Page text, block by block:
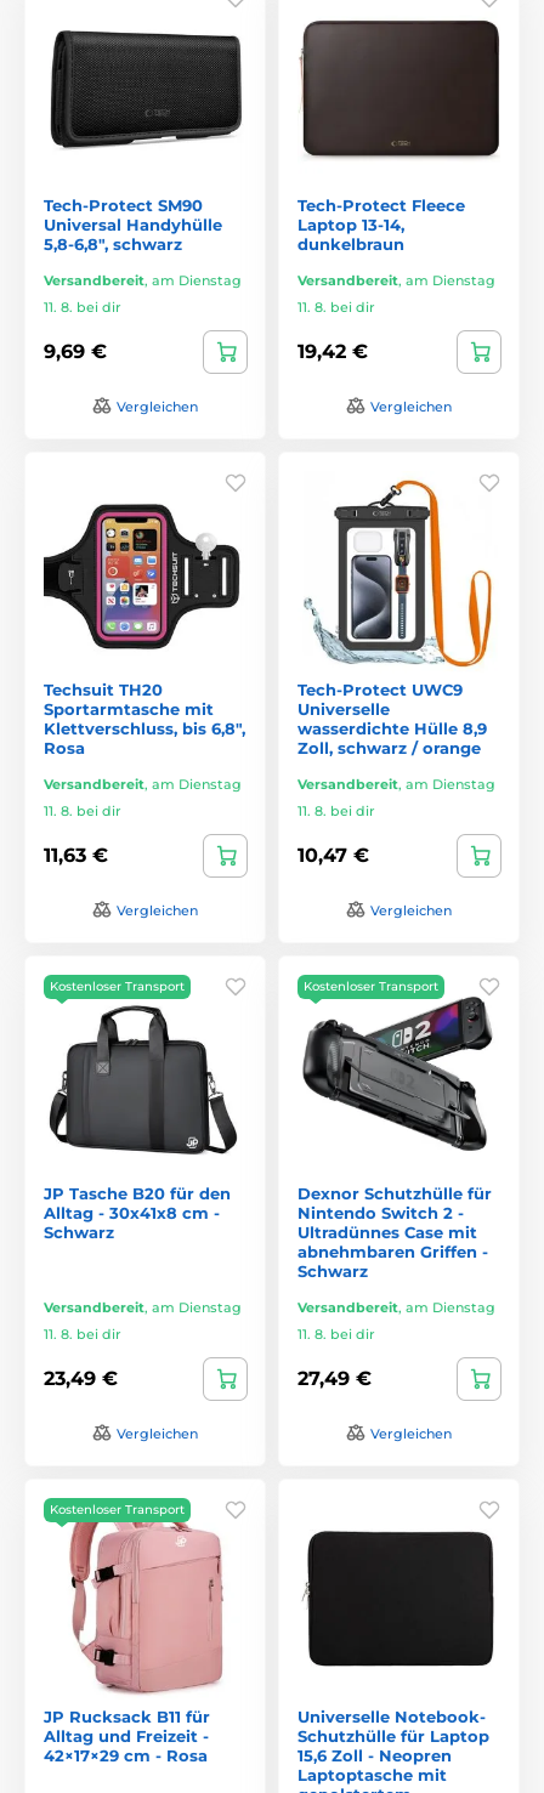
Tech-Protect SM90
Universal Handyhülle
5,8-6,8", schwarz
Versandbereit, am Dienstag
11. 8. bei dir
9,69 €
Vergleichen
Tech-Protect Fleece
Laptop 13-14,
dunkelbraun
Versandbereit, am Dienstag
11. 8. bei dir
19,42 €
Vergleichen
Techsuit TH20
Sportarmtasche mit
Klettverschluss, bis 6,8",
Rosa
Versandbereit, am Dienstag
11. 8. bei dir
11,63 €
Vergleichen
Tech-Protect UWC9
Universelle
wasserdichte Hülle 8,9
Zoll, schwarz / orange
Versandbereit, am Dienstag
11. 8. bei dir
10,47 €
Vergleichen
Kostenloser Transport
JP Tasche B20 für den
Alltag - 30x41x8 cm -
Schwarz
Versandbereit, am Dienstag
11. 8. bei dir
23,49 €
Vergleichen
Kostenloser Transport
Dexnor Schutzhülle für
Nintendo Switch 2 -
Ultradünnes Case mit
abnehmbaren Griffen -
Schwarz
Versandbereit, am Dienstag
11. 8. bei dir
27,49 €
Vergleichen
Kostenloser Transport
JP Rucksack B11 für
Alltag und Freizeit -
42×17×29 cm - Rosa
Universelle Notebook-
Schutzhülle für Laptop
15,6 Zoll - Neopren
Laptoptasche mit